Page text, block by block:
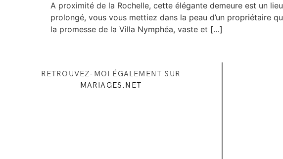
A proximité de la Rochelle, cette élégante demeure est un
prolongé, vous vous mettiez dans la peau d’un propriétaire
la promesse de la Villa Nymphéa, vaste et […]
RETROUVEZ-MOI ÉGALEMENT SUR
MARIAGES.NET